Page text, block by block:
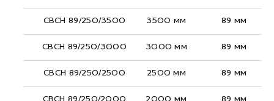
СВСН 89/250/3500 3500 мм 89 мм
СВСН 89/250/3000 3000 мм 89 мм
СВСН 89/250/2500 2500 мм 89 мм